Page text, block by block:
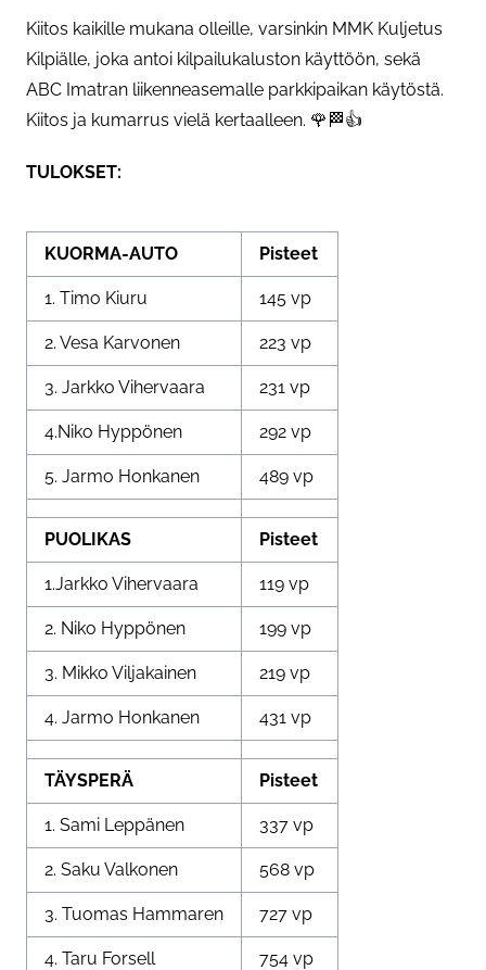
Kiitos kaikille mukana olleille, varsinkin MMK Kuljetus
Kilpiälle, joka antoi kilpailukaluston käyttöön, sekä
ABC Imatran liikenneasemalle parkkipaikan käytöstä.
Kiitos ja kumarrus vielä kertaalleen. 🌹🏁👍
TULOKSET:
KUORMA-AUTO Pisteet
1. Timo Kiuru 145 vp
2. Vesa Karvonen 223 vp
3. Jarkko Vihervaara 231 vp
4.Niko Hyppönen 292 vp
5. Jarmo Honkanen 489 vp
PUOLIKAS Pisteet
1.Jarkko Vihervaara 119 vp
2. Niko Hyppönen 199 vp
3. Mikko Viljakainen 219 vp
4. Jarmo Honkanen 431 vp
TÄYSPERÄ Pisteet
1. Sami Leppänen 337 vp
2. Saku Valkonen 568 vp
3. Tuomas Hammaren 727 vp
4. Taru Forsell 754 vp